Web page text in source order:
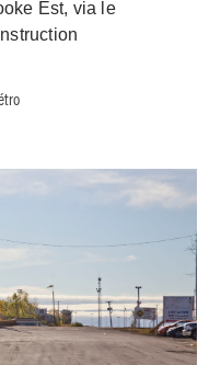
Est, via le